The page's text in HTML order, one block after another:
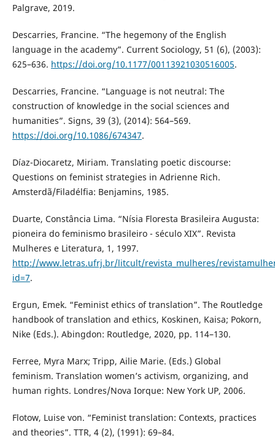
Palgrave, 2019.
Descarries, Francine. “The hegemony of the English
language in the academy”. Current Sociology, 51 (6), (2003):
625–636. https://doi.org/10.1177/00113921030516005.
Descarries, Francine. “Language is not neutral: The
construction of knowledge in the social sciences and
humanities”. Signs, 39 (3), (2014): 564–569.
https://doi.org/10.1086/674347.
Díaz-Diocaretz, Miriam. Translating poetic discourse:
Questions on feminist strategies in Adrienne Rich.
Amsterdã/Filadélfia: Benjamins, 1985.
Duarte, Constância Lima. “Nísia Floresta Brasileira Augusta:
pioneira do feminismo brasileiro - século XIX”. Revista
Mulheres e Literatura, 1, 1997.
http://www.letras.ufrj.br/litcult/revista_mulheres/
id=7.
Ergun, Emek. “Feminist ethics of translation”. The Routledge
handbook of translation and ethics, Koskinen, Kaisa; Pokorn,
Nike (Eds.). Abingdon: Routledge, 2020, pp. 114–130.
Ferree, Myra Marx; Tripp, Ailie Marie. (Eds.) Global
feminism. Translation women’s activism, organizing, and
human rights. Londres/Nova Iorque: New York UP, 2006.
Flotow, Luise von. “Feminist translation: Contexts, practices
and theories”. TTR, 4 (2), (1991): 69–84.